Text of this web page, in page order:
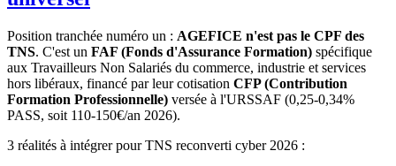
Position tranchée numéro un : AGEFICE n'est pas le CPF des
TNS. C'est un FAF (Fonds d'Assurance Formation) spécifique
aux Travailleurs Non Salariés du commerce, industrie et services
hors libéraux, financé par leur cotisation CFP (Contribution
Formation Professionnelle) versée à l'URSSAF (0,25-0,34%
PASS, soit 110-150€/an 2026).
3 réalités à intégrer pour TNS reconverti cyber 2026 :